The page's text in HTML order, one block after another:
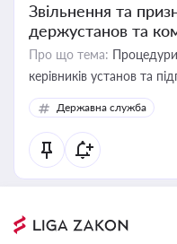
Звільнення та
держустанов та
Про що тема: Процедури
керівників установ та
Державна служба